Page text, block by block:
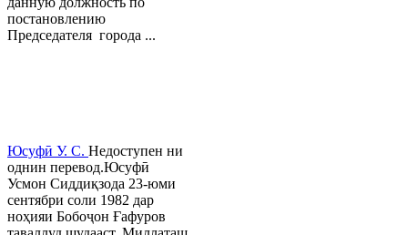
постановлению
Председателя города ...
Юсуфӣ У. C. Недоступен ни
однин перевод.Юсуфӣ
Усмон Сиддиқзода 23-юми
сентябри соли 1982 дар
ноҳияи Бобоҷон Ғафуров